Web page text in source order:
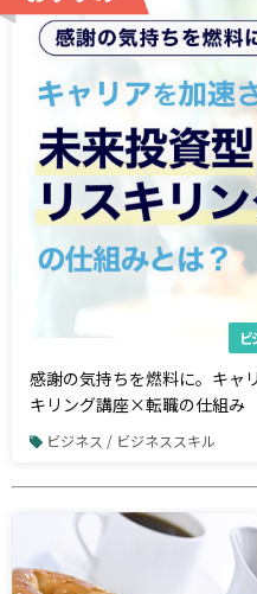
ビ
感謝の気持ちを燃料に。キャ
キリング講座×転職の仕組み
ビジネス / ビジネススキル